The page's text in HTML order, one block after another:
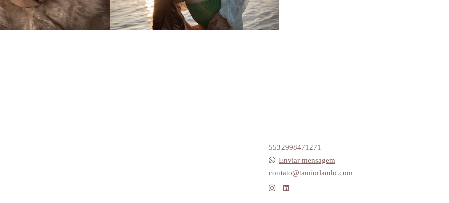
5532998471271
Enviar mensagem
contato@tamiorlando.com